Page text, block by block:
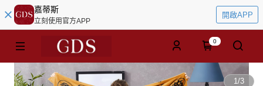
嘉蒂斯
立刻使用官方APP
開啟APP
0
1/3